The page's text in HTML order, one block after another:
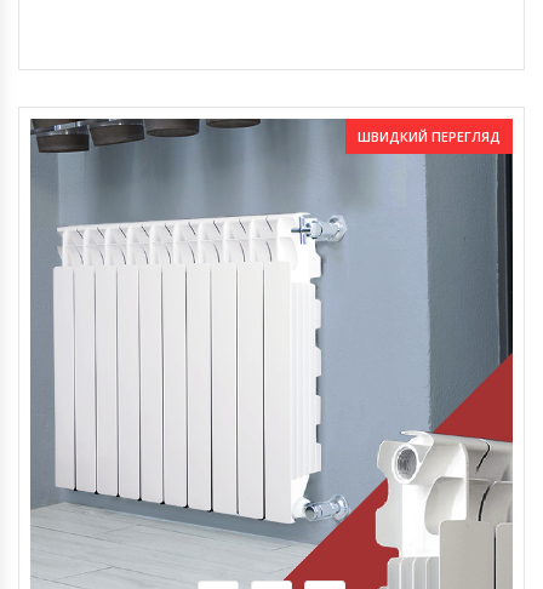
ШВИДКИЙ ПЕРЕГЛЯД